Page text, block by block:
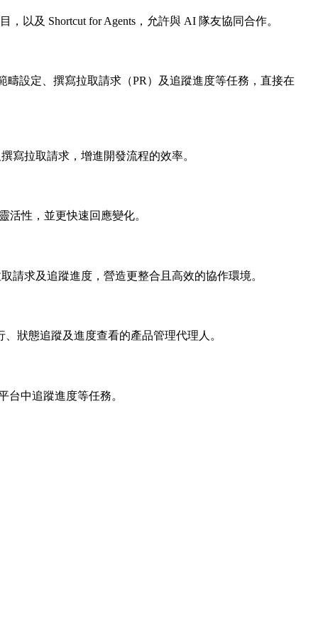
以及 Shortcut for Agents，允許與 AI 隊友協同合作。
疇設定、撰寫拉取請求（PR）及追蹤進度等任務，直接在
寫拉取請求，增進開發流程的效率。
活性，並更快速回應變化。
請求及追蹤進度，營造更整合且高效的協作環境。
狀態追蹤及進度查看的產品管理代理人。
台中追蹤進度等任務。